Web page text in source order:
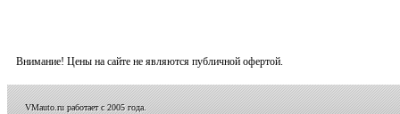
Внимание! Цены на сайте не являются публичной офертой.
VMauto.ru работает с 2005 года.